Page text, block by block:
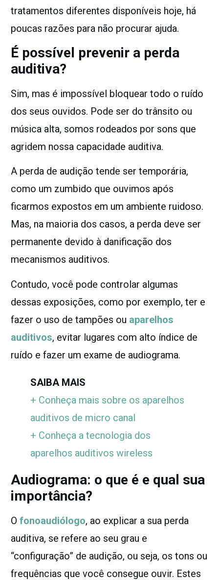
tratamentos diferentes disponíveis hoje, há
poucas razões para não procurar ajuda.
É possível prevenir a perda
auditiva?
Sim, mas é impossível bloquear todo o ruído
dos seus ouvidos. Pode ser do trânsito ou
música alta, somos rodeados por sons que
agridem nossa capacidade auditiva.
A perda de audição tende ser temporária,
como um zumbido que ouvimos após
ficarmos expostos em um ambiente ruidoso.
Mas, na maioria dos casos, a perda deve ser
permanente devido à danificação dos
mecanismos auditivos.
Contudo, você pode controlar algumas
dessas exposições, como por exemplo, ter e
fazer o uso de tampões ou aparelhos
auditivos, evitar lugares com alto índice de
ruído e fazer um exame de audiograma.
SAIBA MAIS
+ Conheça mais sobre os aparelhos
auditivos de micro canal
+ Conheça a tecnologia dos
aparelhos auditivos wireless
Audiograma: o que é e qual sua
importância?
Ofonoaudiólogo, ao explicar a sua perda
auditiva, se refere ao seu grau e
“configuração” de audição, ou seja, os tons ou
frequências que você consegue ouvir. Estes